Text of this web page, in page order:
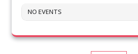
NO EVENTS